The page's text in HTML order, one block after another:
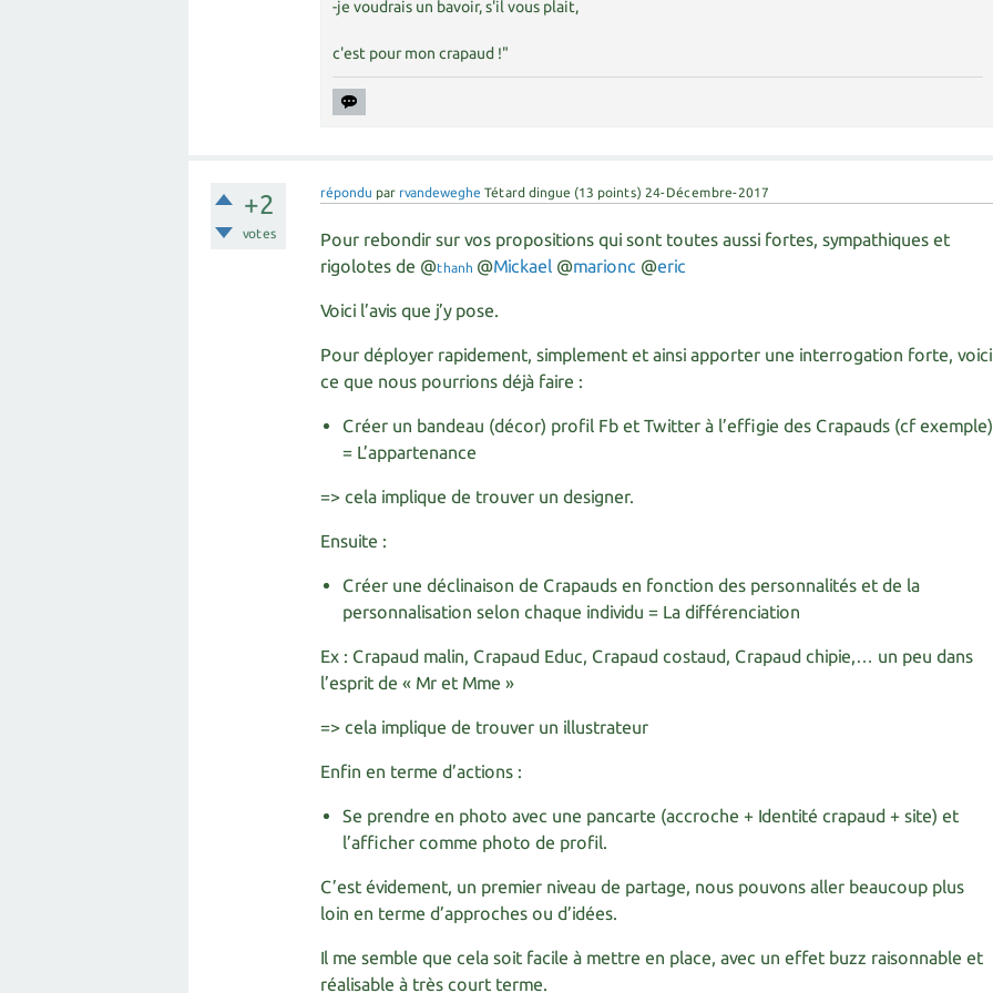
-je voudrais un bavoir, s'il vous plait,
c'est pour mon crapaud !"
+2
votes
répondu par rvandeweghe Tétard dingue (13 points) 24-Décembre-2017
Pour rebondir sur vos propositions qui sont toutes aussi fortes, sympathiques et
rigolotes de @thanh @Mickael @marionc @eric
Voici l’avis que j’y pose.
Pour déployer rapidement, simplement et ainsi apporter une interrogation forte, voici
ce que nous pourrions déjà faire :
Créer un bandeau (décor) profil Fb et Twitter à l’effigie des Crapauds (cf exemple)
= L’appartenance
=> cela implique de trouver un designer.
Ensuite :
Créer une déclinaison de Crapauds en fonction des personnalités et de la
personnalisation selon chaque individu = La différenciation
Ex : Crapaud malin, Crapaud Educ, Crapaud costaud, Crapaud chipie,… un peu dans
l’esprit de « Mr et Mme »
=> cela implique de trouver un illustrateur
Enfin en terme d’actions :
Se prendre en photo avec une pancarte (accroche + Identité crapaud + site) et
l’afficher comme photo de profil.
C’est évidement, un premier niveau de partage, nous pouvons aller beaucoup plus
loin en terme d’approches ou d’idées.
Il me semble que cela soit facile à mettre en place, avec un effet buzz raisonnable et
réalisable à très court terme.